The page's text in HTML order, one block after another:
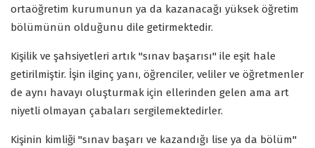
ortaöğretim kurumunun ya da kazanacağı yüksek öğretim
bölümünün olduğunu dile getirmektedir.
Kişilik ve şahsiyetleri artık "sınav başarısı" ile eşit hale
getirilmiştir. İşin ilginç yanı, öğrenciler, veliler ve öğretmenler
de aynı havayı oluşturmak için ellerinden gelen ama art
niyetli olmayan çabaları sergilemektedirler.
Kişinin kimliği "sınav başarı ve kazandığı lise ya da bölüm"